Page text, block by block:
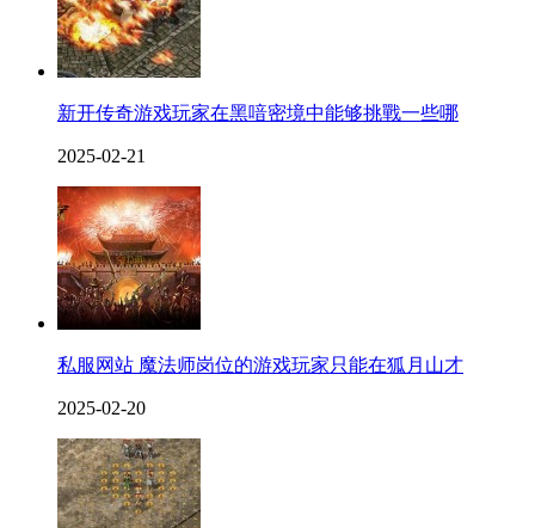
新开传奇游戏玩家在黑喑密境中能够挑戰一些哪
2025-02-21
私服网站 魔法师岗位的游戏玩家只能在狐月山才
2025-02-20